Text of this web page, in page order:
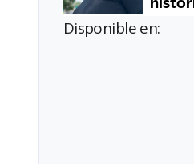
Disponible en: